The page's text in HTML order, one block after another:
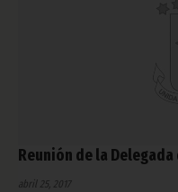
Reunión de la
abril 25, 2017